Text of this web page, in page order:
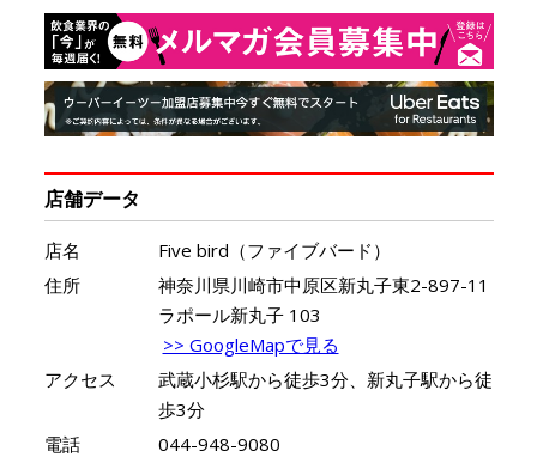
店舗データ
店名
Five bird（ファイブバード）
住所
神奈川県川崎市中原区新丸子東2-897-11
ラポール新丸子 103
>> GoogleMapで見る
アクセス
武蔵小杉駅から徒歩3分、新丸子駅から徒
歩3分
電話
044-948-9080